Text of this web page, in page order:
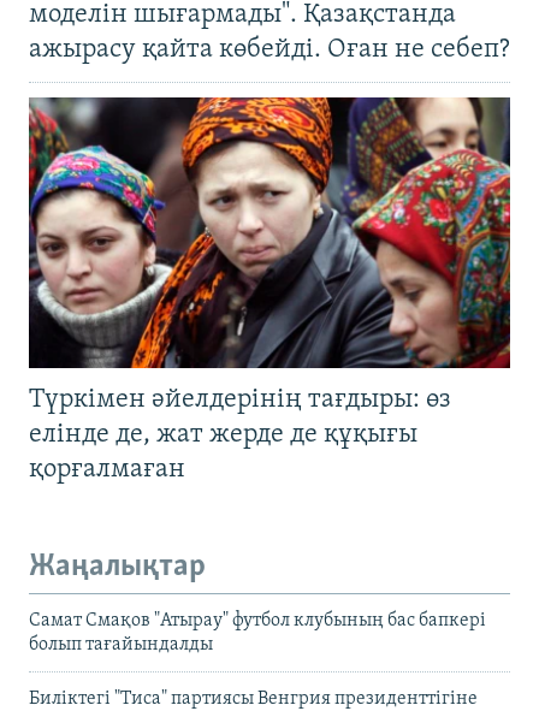
моделін шығармады". Қазақстанда
ажырасу қайта көбейді. Оған не себеп?
Түркімен әйелдерінің тағдыры: өз
елінде де, жат жерде де құқығы
қорғалмаған
Жаңалықтар
Самат Смақов "Атырау" футбол клубының бас бапкері
болып тағайындалды
Биліктегі "Тиса" партиясы Венгрия президенттігіне